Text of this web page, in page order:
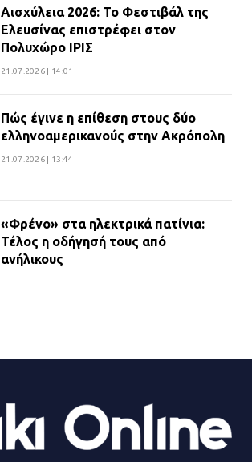
Αισχύλεια 2026: Το Φεστιβάλ της
Ελευσίνας επιστρέφει στον
Πολυχώρο ΙΡΙΣ
21.07.2026 | 14:01
Πώς έγινε η επίθεση στους δύο
ελληνοαμερικανούς στην Ακρόπολη
21.07.2026 | 13:44
«Φρένο» στα ηλεκτρικά πατίνια:
Τέλος η οδήγησή τους από
ανήλικους
Βριλήσσια: Αυτοκίνητο έσπασε
τζαμαρία και μπήκε μέσα σε μαγαζί